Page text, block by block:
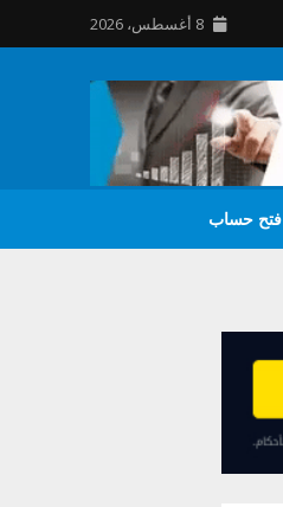
8 أغسطس، 2026
فتح حساب